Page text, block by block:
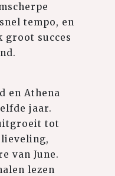
tempo, en
groot succes
en Athena
jaar.
tot
van June.
lezen